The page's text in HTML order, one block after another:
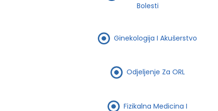
Bolesti
Ginekologija I Akušerstvo
Odjeljenje Za ORL
Fizikalna Medicina I